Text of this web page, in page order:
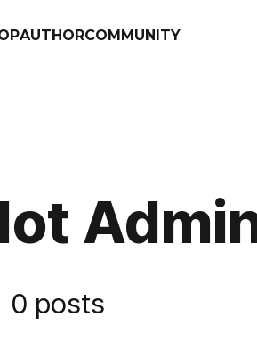
AUTHORCOMMUNITY
0 posts